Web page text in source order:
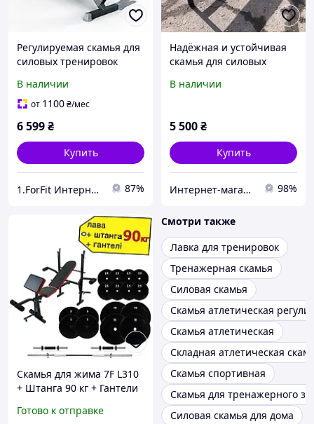
Регулируемая скамья для
силовых тренировок
Defender 12 уровней для
дома и спортзала до 300
В наличии
от 1100₴/мес
6 599₴
Купить
1.ForFit Интернет-магазин спортивных товаров 87%
Надёжная и устойчивая
скамья для силовых
В наличии
5 500₴
Купить
Интернет-магазин "VD-sport" 98%
Скамья для жима 7F L310
+ Штанга 90 кг + Гантели
для силовых тренировок
Готово к отправке
Смотри также
Лавка для тренировок
Тренажерная скамья
Силовая скамья
Скамья атлетическая
Скамья атлетическая
Складная атлетическая
Скамья спортивная
Скамья для тренажерного
Силовая скамья для дома